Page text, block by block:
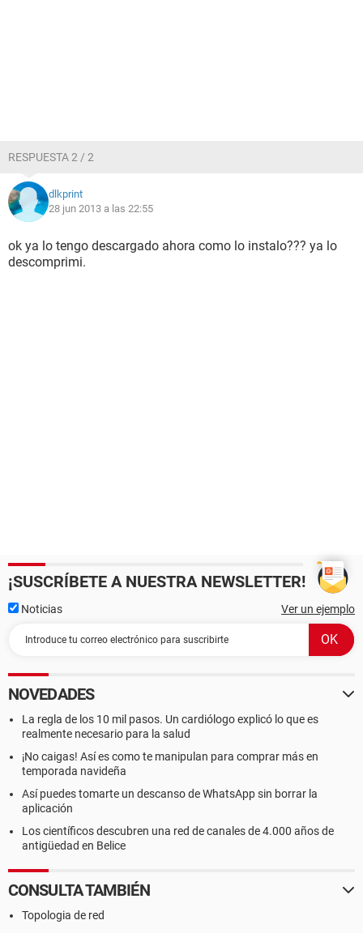
RESPUESTA 2 / 2
dlkprint
28 jun 2013 a las 22:55
ok ya lo tengo descargado ahora como lo instalo??? ya lo
descomprimi.
¡SUSCRÍBETE A NUESTRA NEWSLETTER!
Noticias Ver un ejemplo
NOVEDADES
La regla de los 10 mil pasos. Un cardiólogo explicó lo que es
realmente necesario para la salud
¡No caigas! Así es como te manipulan para comprar más en
temporada navideña
Así puedes tomarte un descanso de WhatsApp sin borrar la
aplicación
Los científicos descubren una red de canales de 4.000 años de
antigüedad en Belice
CONSULTA TAMBIÉN
Topologia de red